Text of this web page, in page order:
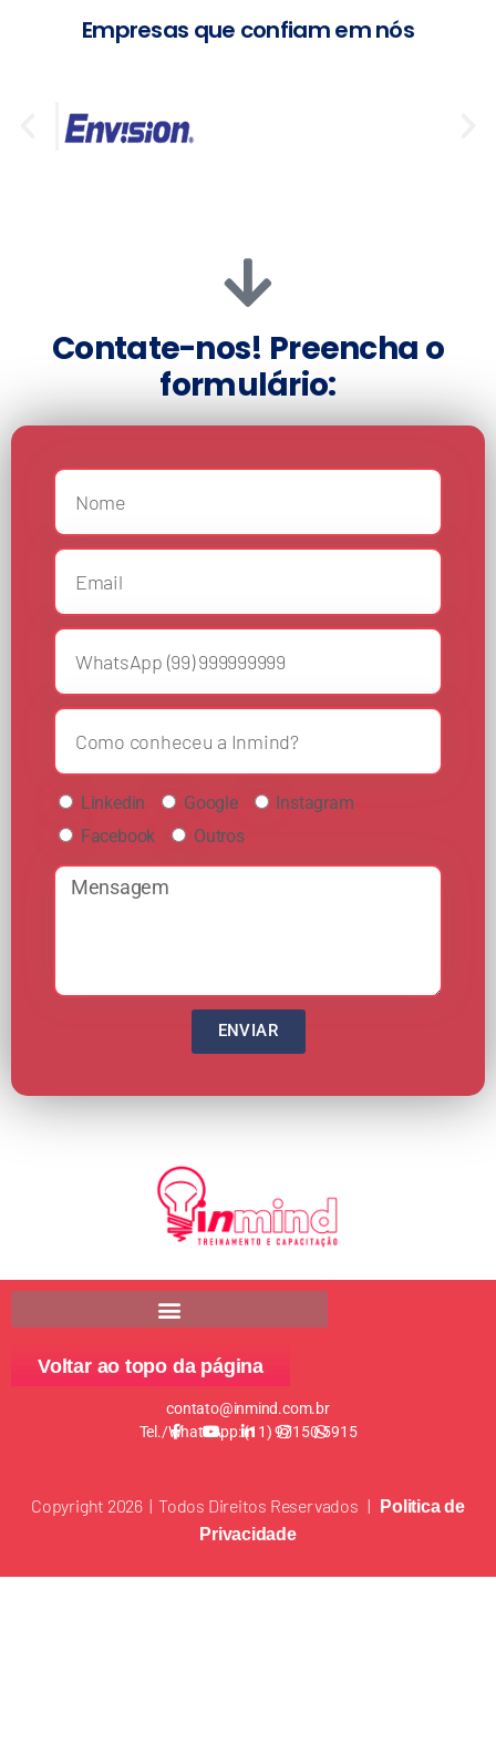
Empresas que confiam em nós
Contate-nos! Preencha o
formulário:
Linkedin Google
Instagram
Facebook
Outros
ENVIAR
Voltar ao topo da página
contato@inmind.com.br
Tel./WhatsApp: (11) 97150-5915
Copyright 2026 | Todos Direitos Reservados |
Politica de
Privacidade